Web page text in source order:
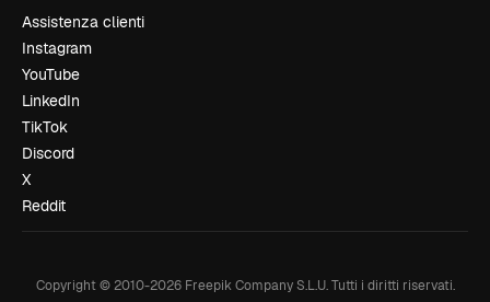
Assistenza clienti
Instagram
YouTube
LinkedIn
TikTok
Discord
X
Reddit
Copyright © 2010-2026Freepik Company S.L.U. Tutti i diritti riservati.